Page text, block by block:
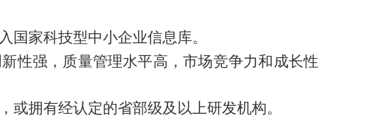
国家科技型中小企业信息库。
性强，质量管理水平高，市场竞争力和成长性
或拥有经认定的省部级及以上研发机构。